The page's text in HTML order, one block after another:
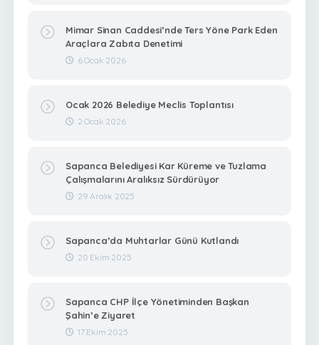
Mimar Sinan Caddesi’nde Ters Yöne Park Eden
Araçlara Zabıta Denetimi
6 Ocak 2026
Ocak 2026 Belediye Meclis Toplantısı
2 Ocak 2026
Sapanca Belediyesi Kar Küreme ve Tuzlama
Çalışmalarını Aralıksız Sürdürüyor
29 Aralık 2025
Sapanca’da Muhtarlar Günü Kutlandı
20 Ekim 2025
Sapanca CHP İlçe Yönetiminden Başkan
Şahin’e Ziyaret
17 Ekim 2025